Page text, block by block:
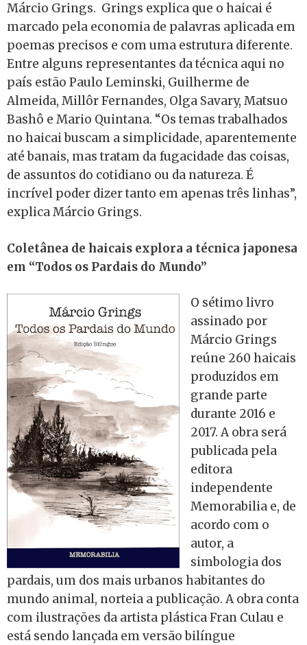
Márcio Grings. Grings explica que o haicai é
marcado pela economia de palavras aplicada em
poemas precisos e com uma estrutura diferente.
Entre alguns representantes da técnica aqui no
país estão Paulo Leminski, Guilherme de
Almeida, Millôr Fernandes, Olga Savary, Matsuo
Bashô e Mario Quintana. “Os temas trabalhados
no haicai buscam a simplicidade, aparentemente
até banais, mas tratam da fugacidade das coisas,
de assuntos do cotidiano ou da natureza. É
incrível poder dizer tanto em apenas três linhas”,
explica Márcio Grings.
Coletânea de haicais explora a técnica japonesa
em “Todos os Pardais do Mundo”
O sétimo livro
assinado por
Márcio Grings
reúne 260 haicais
produzidos em
grande parte
durante 2016 e
2017. A obra será
publicada pela
editora
independente
Memorabilia e, de
acordo com o
autor, a
simbologia dos
pardais, um dos mais urbanos habitantes do
mundo animal, norteia a publicação. A obra conta
com ilustrações da artista plástica Fran Culau e
está sendo lançada em versão bilíngue